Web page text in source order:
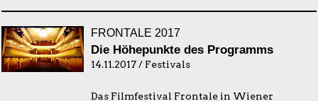
FRONTALE 2017
Die Höhepunkte des Programms
14.11.2017 / Festivals
Das Filmfestival Frontale in Wiener